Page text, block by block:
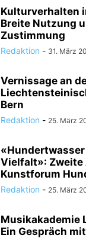
Kulturverhalten
Breite Nutzung
Zustimmung
Redaktion - 31. März
Vernissage an
Bern
Redaktion - 25. März
«Hundertwasser
Vielfalt»:
Kunstforum
Redaktion - 25. März
Musikakademie
Ein Gespräch